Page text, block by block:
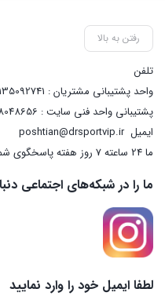
رفتن به بالا
تلفن
پشتیبانی واحد فنی سایت : 09058048656
ایمیلposhtian@drsportvip.ir
ما 24 ساعته 7 روز هفته پاسخگوی شما هستیم.
ما را در شبکه‌های اجتماعی
لطفا ایمیل خود را وارد نمایید